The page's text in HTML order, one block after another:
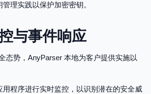
理实践以保护加密密钥。
与事件响应
态势，AnyParser 本地为客户提供实施以
用程序进行实时监控，以识别潜在的安全威